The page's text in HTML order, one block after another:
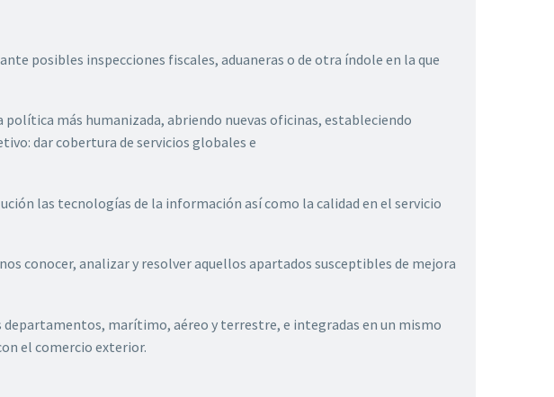
posibles inspecciones fiscales, aduaneras o de otra índole en la que
más humanizada, abriendo nuevas oficinas, estableciendo
dar cobertura de servicios globales e
las tecnologías de la información así como la calidad en el servicio
conocer, analizar y resolver aquellos apartados susceptibles de mejora
marítimo, aéreo y terrestre, e integradas en un mismo
el comercio exterior.